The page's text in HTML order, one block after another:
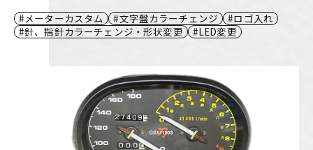
メーターカスタム 文字盤カラーチェンジ
ロゴ入れ
針、指針カラーチェンジ・形状変更
LED変更